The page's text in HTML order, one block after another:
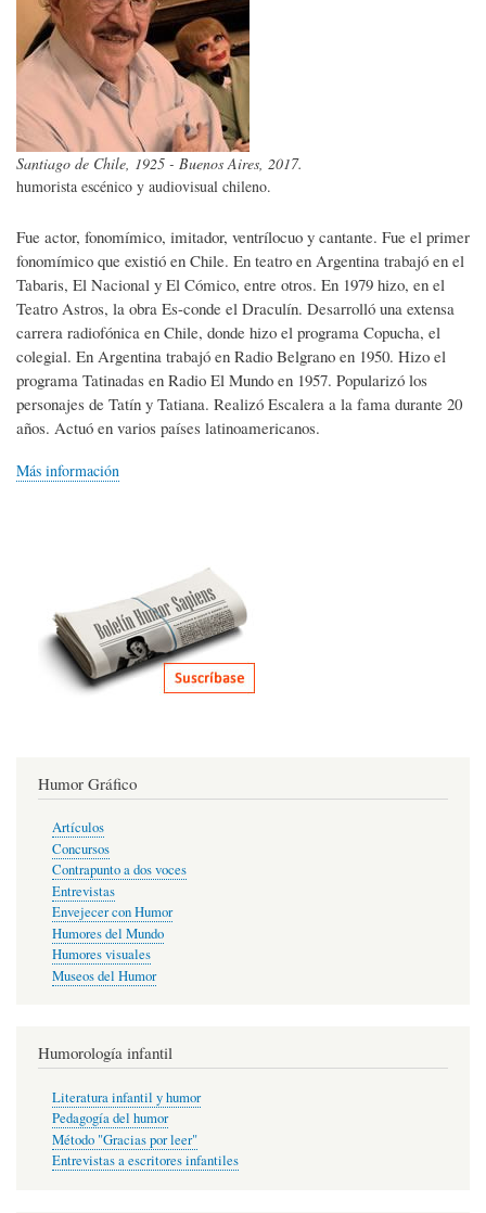
Santiago de Chile, 1925 - Buenos Aires, 2017.
humorista escénico y audiovisual chileno.
Fue actor, fonomímico, imitador, ventrílocuo y cantante. Fue el primer
fonomímico que existió en Chile. En teatro en Argentina trabajó en el
Tabaris, El Nacional y El Cómico, entre otros. En 1979 hizo, en el
Teatro Astros, la obra Es-conde el Draculín. Desarrolló una extensa
carrera radiofónica en Chile, donde hizo el programa Copucha, el
colegial. En Argentina trabajó en Radio Belgrano en 1950. Hizo el
programa Tatinadas en Radio El Mundo en 1957. Popularizó los
personajes de Tatín y Tatiana. Realizó Escalera a la fama durante 20
años. Actuó en varios países latinoamericanos.
Más información
Humor Gráfico
Artículos
Concursos
Contrapunto a dos voces
Entrevistas
Envejecer con Humor
Humores del Mundo
Humores visuales
Museos del Humor
Humorología infantil
Literatura infantil y humor
Pedagogía del humor
Método "Gracias por leer"
Entrevistas a escritores infantiles